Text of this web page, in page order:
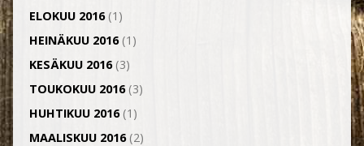
ELOKUU 2016(1)
HEINÄKUU 2016(1)
KESÄKUU 2016(3)
TOUKOKUU 2016(3)
HUHTIKUU 2016(1)
MAALISKUU 2016(2)